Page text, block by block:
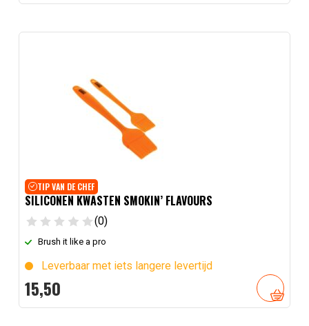
TIP VAN DE CHEF
SILICONEN KWASTEN SMOKIN’ FLAVOURS
(0)
Brush it like a pro
Leverbaar met iets langere levertijd
15,50